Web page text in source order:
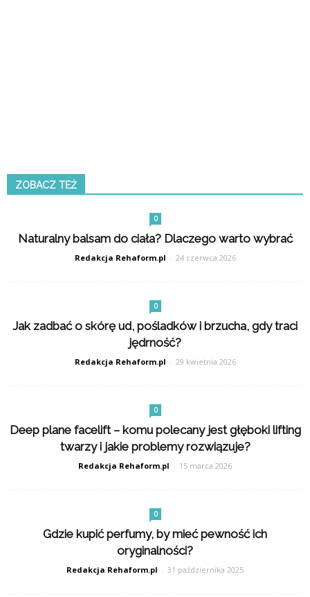
ZOBACZ TEŻ
0
Naturalny balsam do ciała? Dlaczego warto wybrać
Redakcja Rehaform.pl - 24 czerwca 2026
0
Jak zadbać o skórę ud, pośladków i brzucha, gdy traci
jędrność?
Redakcja Rehaform.pl - 29 kwietnia 2026
0
Deep plane facelift – komu polecany jest głęboki lifting
twarzy i jakie problemy rozwiązuje?
Redakcja Rehaform.pl - 15 marca 2026
0
Gdzie kupić perfumy, by mieć pewność ich
oryginalności?
Redakcja Rehaform.pl - 31 października 2025